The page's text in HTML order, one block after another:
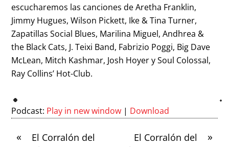
escucharemos las canciones de Aretha Franklin,
Jimmy Hugues, Wilson Pickett, Ike & Tina Turner,
Zapatillas Social Blues, Marilina Miguel, Andhrea &
the Black Cats, J. Teixi Band, Fabrizio Poggi, Big Dave
McLean, Mitch Kashmar, Josh Hoyer y Soul Colossal,
Ray Collins’ Hot-Club.
Podcast: Play in new window | Download
«
El Corralón del
»
El Corralón del